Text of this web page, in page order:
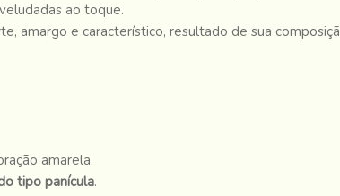
ao toque.
amargo e característico, resultado de sua
amarela.
tipo panícula.